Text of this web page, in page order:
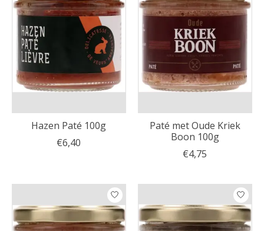
Hazen Paté 100g
€6,40
Paté met Oude Kriek
Boon 100g
€4,75